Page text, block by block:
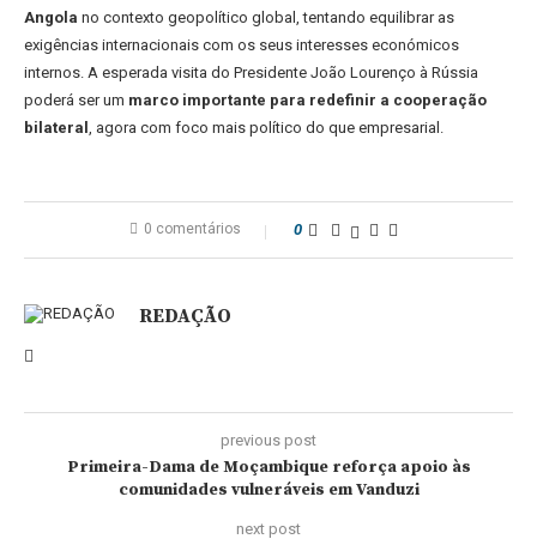
Angola no contexto geopolítico global, tentando equilibrar as
exigências internacionais com os seus interesses económicos
internos. A esperada visita do Presidente João Lourenço à Rússia
poderá ser um marco importante para redefinir a cooperação
bilateral , agora com foco mais político do que empresarial.
0 comentários 0
REDAÇÃO
previous post
Primeira-Dama de Moçambique reforça apoio às
comunidades vulneráveis em Vanduzi
next post